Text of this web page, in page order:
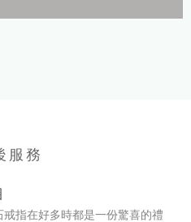
服務
戒指在好多時都是一份驚喜的禮